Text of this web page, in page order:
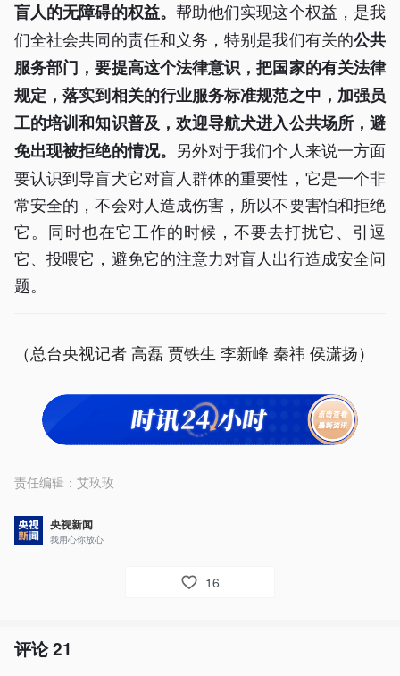
盲人的无障碍的权益。 帮助他们实现这个权益，是我
们全社会共同的责任和义务，特别是我们有关的公共
服务部门，要提高这个法律意识，把国家的有关法律
规定，落实到相关的行业服务标准规范之中，加强员
工的培训和知识普及，欢迎导航犬进入公共场所，避
免出现被拒绝的情况。 另外对于我们个人来说一方面
要认识到导盲犬它对盲人群体的重要性，它是一个非
常安全的，不会对人造成伤害，所以不要害怕和拒绝
它。同时也在它工作的时候，不要去打扰它、引逗
它、投喂它，避免它的注意力对盲人出行造成安全问
题。
（总台央视记者 高磊 贾铁生 李新峰 秦祎 侯潇扬）
责任编辑： 艾玖玫
央视新闻
我用心你放心
16
评论21